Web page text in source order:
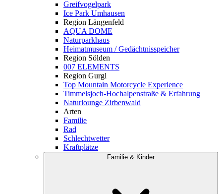
Greifvogelpark
Ice Park Umhausen
Region Längenfeld
AQUA DOME
Naturparkhaus
Heimatmuseum / Gedächtnisspeicher
Region Sölden
007 ELEMENTS
Region Gurgl
Top Mountain Motorcycle Experience
Timmelsjoch-Hochalpenstraße & Erfahrung
Naturlounge Zirbenwald
Arten
Familie
Rad
Schlechtwetter
Kraftplätze
Familie & Kinder